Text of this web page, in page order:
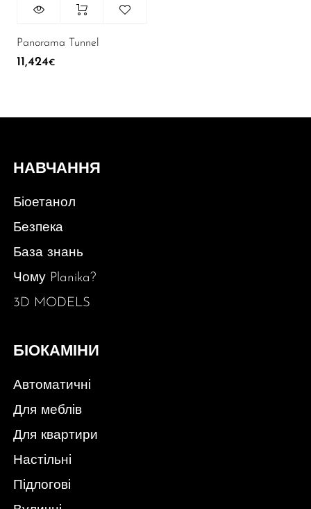
Panorama Tunnel
11,424€
НАВЧАННЯ
Біоетанол
Безпека
База знань
Чому Planika?
3D MODELS
БІОКАМІНИ
Автоматичні
Для меблів
Для квартири
Настільні
Підлогові